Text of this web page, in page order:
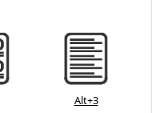
Alt+3